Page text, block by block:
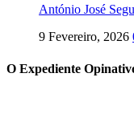
António José
9 Fevereiro, 2026
O Expediente